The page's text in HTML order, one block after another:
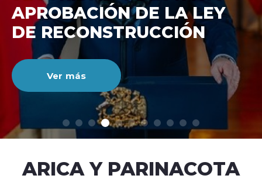
modo claro
DE RECONSTRUCCIÓ
NACIONAL
Ver más
ARICA Y PARINACOTA